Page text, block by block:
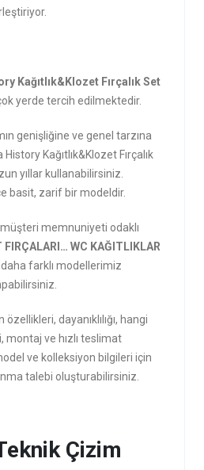
Kağıtlık&Klozet Fırçalık Set
yerde tercih edilmektedir.
genişliğine ve genel tarzına
Kağıtlık&Klozet Fırçalık
yıllar kullanabilirsiniz.
basit, zarif bir modeldir.
memnuniyeti odaklı
FIRÇALARI… WC KAĞITLIKLAR
farklı modellerimiz
dayanıklılığı, hangi
ve hızlı teslimat
ve kolleksiyon bilgileri için
talebi oluşturabilirsiniz.
Çizim